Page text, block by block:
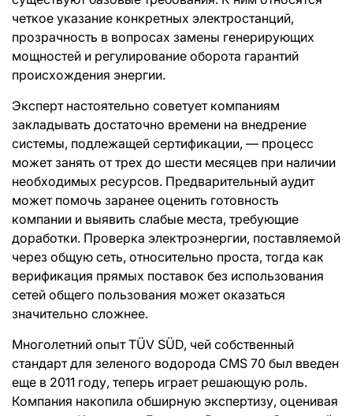
четкое указание конкретных электростанций,
прозрачность в вопросах замены генерирующих
мощностей и регулирование оборота гарантий
происхождения энергии.
Эксперт настоятельно советует компаниям
закладывать достаточно времени на внедрение
системы, подлежащей сертификации, — процесс
может занять от трех до шести месяцев при наличии
необходимых ресурсов. Предварительный аудит
может помочь заранее оценить готовность
компании и выявить слабые места, требующие
доработки. Проверка электроэнергии, поставляемой
через общую сеть, относительно проста, тогда как
верификация прямых поставок без использования
сетей общего пользования может оказаться
значительно сложнее.
Многолетний опыт TÜV SÜD, чей собственный
стандарт для зеленого водорода CMS 70 был введен
еще в 2011 году, теперь играет решающую роль.
Компания накопила обширную экспертизу, оценивая